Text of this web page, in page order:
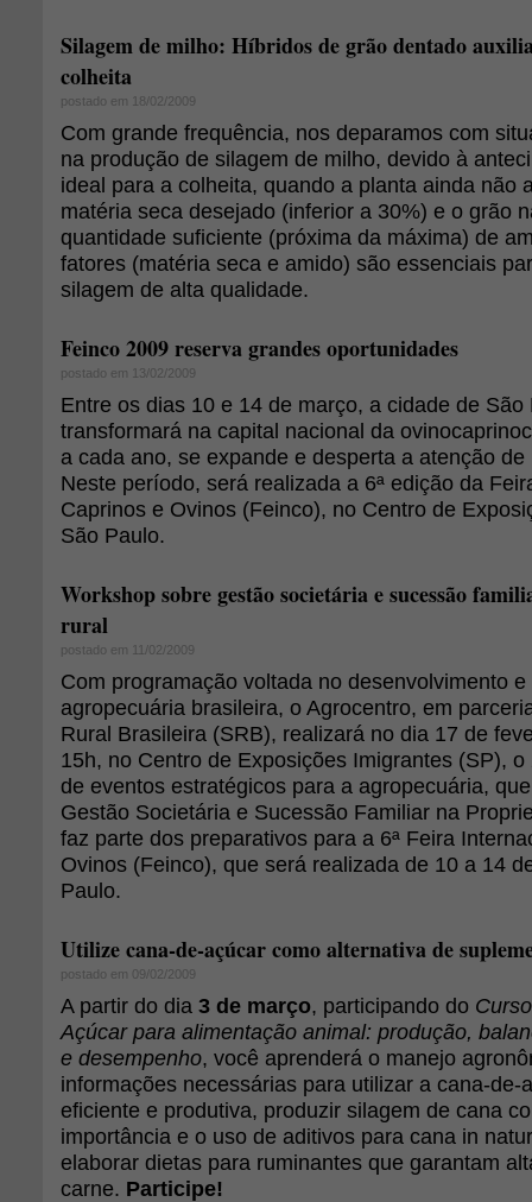
Silagem de milho: Híbridos de grão dentado
colheita
postado em 18/02/2009
Com grande frequência, nos deparamos com
na produção de silagem de milho, devido à
ideal para a colheita, quando a planta ainda não
matéria seca desejado (inferior a 30%) e o grão
quantidade suficiente (próxima da máxima) de
fatores (matéria seca e amido) são essenciais
silagem de alta qualidade.
Feinco 2009 reserva grandes oportunidades
postado em 13/02/2009
Entre os dias 10 e 14 de março, a cidade de São
transformará na capital nacional da
a cada ano, se expande e desperta a atenção
Neste período, será realizada a 6ª edição da
Caprinos e Ovinos (Feinco), no Centro de
São Paulo.
Workshop sobre gestão societária e sucessão
rural
postado em 11/02/2009
Com programação voltada no desenvolvimento
agropecuária brasileira, o Agrocentro, em
Rural Brasileira (SRB), realizará no dia 17 de
15h, no Centro de Exposições Imigrantes (SP), o
de eventos estratégicos para a agropecuária,
Gestão Societária e Sucessão Familiar na
faz parte dos preparativos para a 6ª Feira
Ovinos (Feinco), que será realizada de 10 a 14
Paulo.
Utilize cana-de-açúcar como alternativa de
postado em 09/02/2009
A partir do dia 3 de março, participando do
Açúcar para alimentação animal: produção,
e desempenho, você aprenderá o manejo
informações necessárias para utilizar a cana-de-
eficiente e produtiva, produzir silagem de cana
importância e o uso de aditivos para cana in
elaborar dietas para ruminantes que garantam
carne. Participe!